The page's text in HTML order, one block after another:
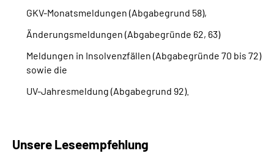
Inhalte in Gebärdensprache (DGS)
Leichte Sprache
Mein Kundenportal
GKV-Monatsmeldungen (Abgabegrund 58),
Änderungsmeldungen (Abgabegründe 62, 63)
Meldungen in Insolvenzfällen (Abgabegründe 70 bis 72)
sowie die
UV-Jahresmeldung (Abgabegrund 92).
Unsere Leseempfehlung